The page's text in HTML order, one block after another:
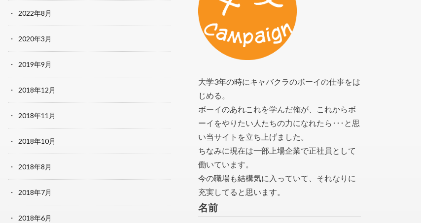
2022年8月
2020年3月
2019年9月
2018年12月
2018年11月
2018年10月
2018年8月
2018年7月
2018年6月
大学3年の時にキャバクラのボーイの仕事をは
じめる。
ボーイのあれこれを学んだ俺が、これからボ
ーイをやりたい人たちの力になれたら･･･と思
い当サイトを立ち上げました。
ちなみに現在は一部上場企業で正社員として
働いています。
今の職場も結構気に入っていて、それなりに
充実してると思います。
名前